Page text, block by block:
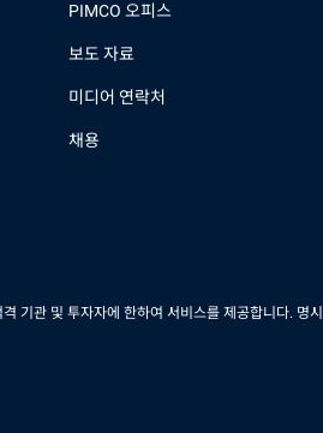
PIMCO 오피스
보도 자료
미디어 연락처
채용
기관 및 투자자에 한하여 서비스를 제공합니다.